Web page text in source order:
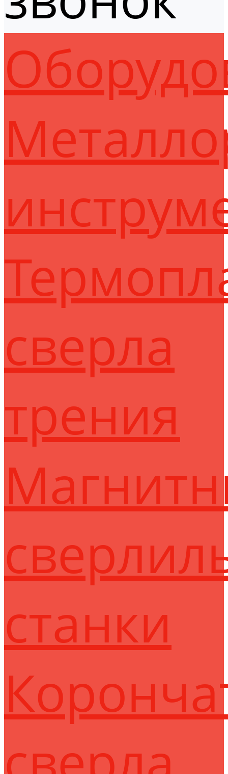
сверла
трения
станки